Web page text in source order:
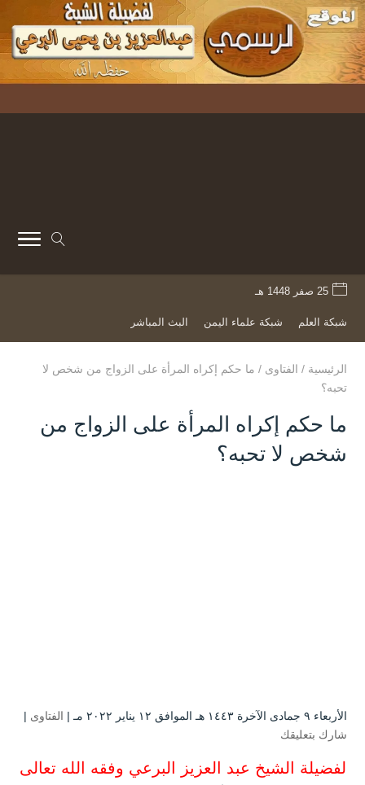
25 صفر 1448 هـ
شبكة العلم شبكة علماء اليمن البث المباشر
الرئيسية / الفتاوى / ما حكم إكراه المرأة على الزواج من شخص لا
تحبه؟
ما حكم إكراه المرأة على الزواج من
شخص لا تحبه؟
الأربعاء ۹ جمادى الآخرة ۱٤٤۳ هـ الموافق ۱۲ يناير ۲۰۲۲ مـ | الفتاوى |
شارك بتعليقك
لفضيلة الشيخ عبد العزيز البرعي وفقه الله تعالى